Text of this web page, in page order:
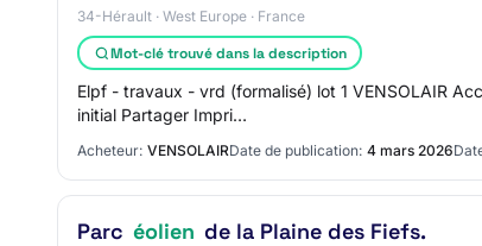
34-Hérault · West Europe · France
Mot-clé trouvé dans la description
Elpf - travaux - vrd (formalisé) lot 1 VENSOLAIR
initial Partager Impri…
Acheteur: VENSOLAIRDate de publication: 4 mars 2026
Parc éolien de la Plaine des Fiefs.